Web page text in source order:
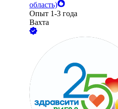
область)
Опыт 1-3 года
Вахта